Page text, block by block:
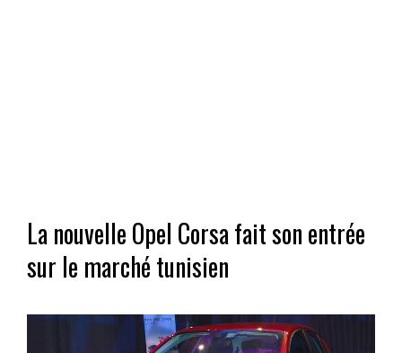
La nouvelle Opel Corsa fait son entrée
sur le marché tunisien